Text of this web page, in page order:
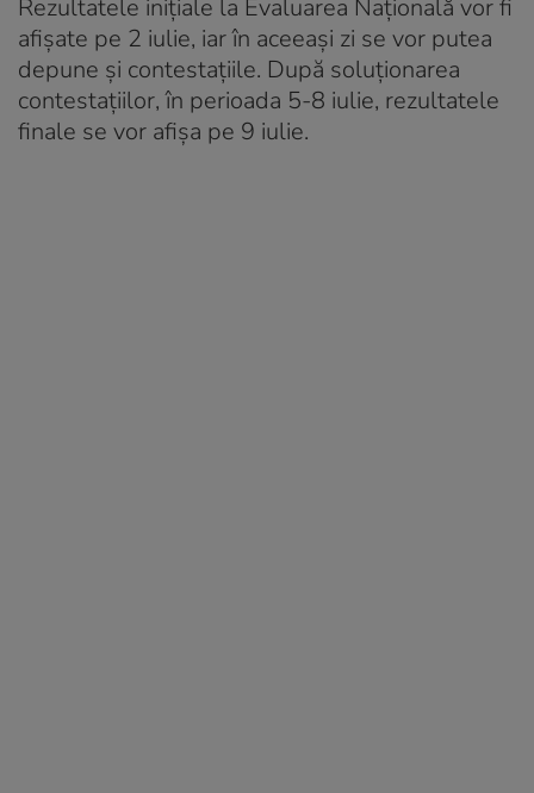
Rezultatele inițiale la Evaluarea Națională vor fi
afișate pe 2 iulie, iar în aceeași zi se vor putea
depune și contestațiile. După soluționarea
contestațiilor, în perioada 5-8 iulie, rezultatele
finale se vor afișa pe 9 iulie.